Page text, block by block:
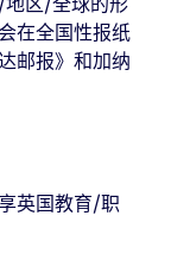
在全国性报纸
邮报》和加纳
英国教育/职